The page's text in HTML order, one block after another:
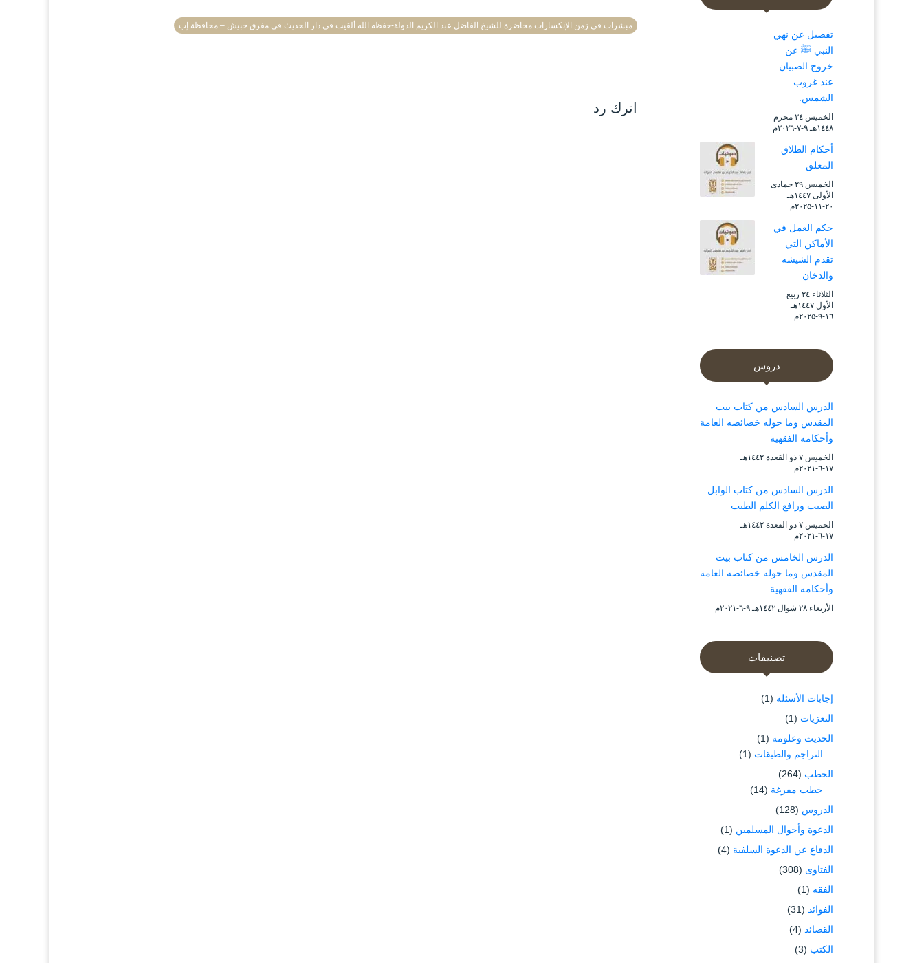
مبشرات في زمن الإنكسارات محاضرة للشيخ الفاضل عبد الكريم الدولة-حفظه الله ألقيت في دار الحديث في مفرق حبيش – محافظة إب
اترك رد
تفصيل عن نهي
النبي ﷺ عن
خروج الصبيان
عند غروب
الشمس.
الخميس ۲٤ محرم
۱٤٤۸هـ ۹-۷-۲۰۲٦م
أحكام الطلاق
المعلق
الخميس ۲۹ جمادى
الأولى ۱٤٤۷هـ
۲۰-۱۱-۲۰۲۵م
حكم العمل في
الأماكن التي
تقدم الشيشه
والدخان
الثلاثاء ۲٤ ربيع
الأول ۱٤٤۷هـ
۱٦-۹-۲۰۲۵م
دروس
الدرس السادس من كتاب بيت
المقدس وما حوله خصائصه العامة
وأحكامه الفقهية
الخميس ۷ ذو القعدة ۱٤٤۲هـ
۱۷-٦-۲۰۲۱م
الدرس السادس من كتاب الوابل
الصيب ورافع الكلم الطيب
الخميس ۷ ذو القعدة ۱٤٤۲هـ
۱۷-٦-۲۰۲۱م
الدرس الخامس من كتاب بيت
المقدس وما حوله خصائصه العامة
وأحكامه الفقهية
الأربعاء ۲۸ شوال ۱٤٤۲هـ ۹-٦-۲۰۲۱م
تصنيفات
إجابات الأسئلة (1)
التعزيات (1)
الحديث وعلومه (1)
التراجم والطبقات (1)
الخطب (264)
خطب مفرغة (14)
الدروس (128)
الدعوة وأحوال المسلمين (1)
الدفاع عن الدعوة السلفية (4)
الفتاوى (308)
الفقه (1)
الفوائد (31)
القصائد (4)
الكتب (3)